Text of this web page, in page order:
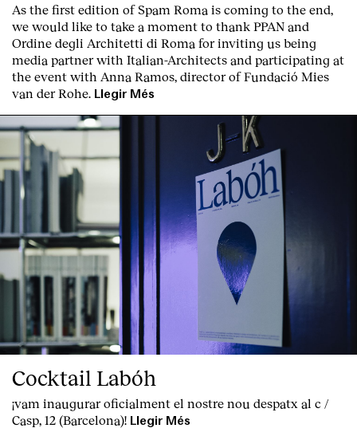
As the first edition ofSpam Roma is coming to the end,
we would like to take a moment to thank PPAN and
Ordine degli Architetti di Roma for inviting us being
media partner with Italian-Architects and participating at
the event with Anna Ramos, director ofFundació Mies
van der Rohe. Llegir Més
Cocktail Labóh
¡vam inaugurar oficialment el nostre nou despatx al c /
Casp, 12 (Barcelona)! Llegir Més